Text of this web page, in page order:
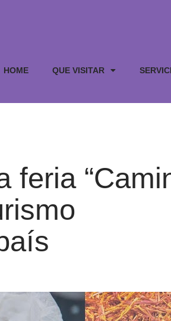
HOME QUE VISITAR
feria